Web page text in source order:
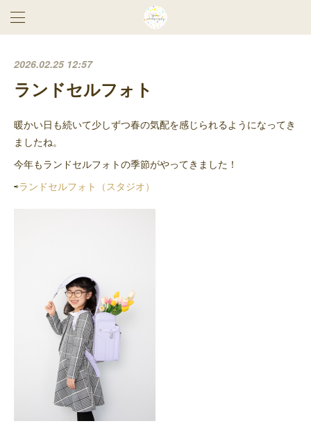
2026.02.25 12:57
ランドセルフォト
暖かい日も続いて少しずつ春の気配を感じられるようになってき
ましたね。
今年もランドセルフォトの季節がやってきました！
⇨ランドセルフォト（スタジオ）